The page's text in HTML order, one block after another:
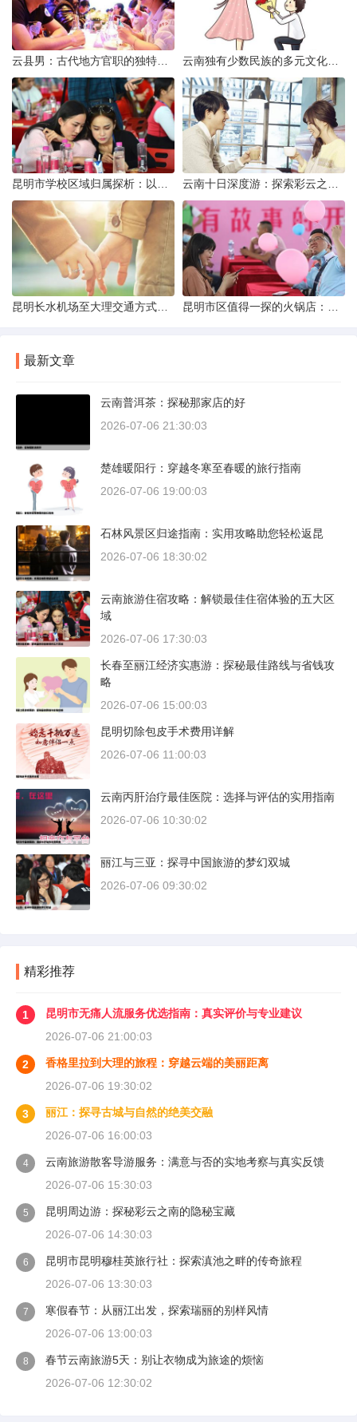
最新文章
云南普洱茶：探秘那家店的好
2026-07-06 21:30:03
楚雄暖阳行：穿越冬寒至春暖的旅行指南
2026-07-06 19:00:03
石林风景区归途指南：实用攻略助您轻松返昆
2026-07-06 18:30:02
云南旅游住宿攻略：解锁最佳住宿体验的五大区
域
2026-07-06 17:30:03
长春至丽江经济实惠游：探秘最佳路线与省钱攻
略
2026-07-06 15:00:03
昆明切除包皮手术费用详解
2026-07-06 11:00:03
云南丙肝治疗最佳医院：选择与评估的实用指南
2026-07-06 10:30:02
丽江与三亚：探寻中国旅游的梦幻双城
2026-07-06 09:30:02
精彩推荐
1
昆明市无痛人流服务优选指南：真实评价与专业建议
2026-07-06 21:00:03
2
香格里拉到大理的旅程：穿越云端的美丽距离
2026-07-06 19:30:02
3
丽江：探寻古城与自然的绝美交融
2026-07-06 16:00:03
4
云南旅游散客导游服务：满意与否的实地考察与真实反馈
2026-07-06 15:30:03
5
昆明周边游：探秘彩云之南的隐秘宝藏
2026-07-06 14:30:03
6
昆明市昆明穆桂英旅行社：探索滇池之畔的传奇旅程
2026-07-06 13:30:03
7
寒假春节：从丽江出发，探索瑞丽的别样风情
2026-07-06 13:00:03
8
春节云南旅游5天：别让衣物成为旅途的烦恼
2026-07-06 12:30:02